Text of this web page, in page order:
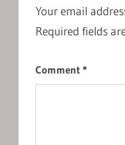
Your email
Required fields
Comment *